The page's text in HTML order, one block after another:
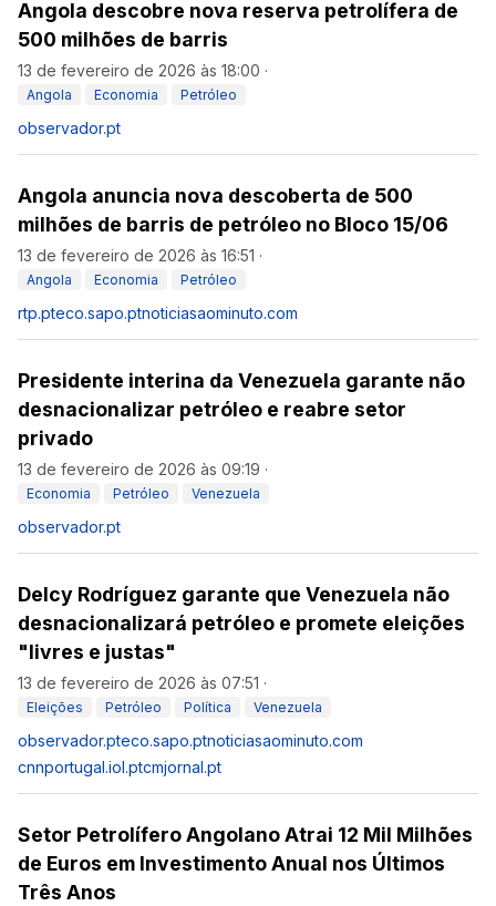
Angola descobre nova reserva petrolífera de
500 milhões de barris
13 de fevereiro de 2026 às 18:00 ·
Angola Economia Petróleo
observador.pt
Angola anuncia nova descoberta de 500
milhões de barris de petróleo no Bloco 15/06
13 de fevereiro de 2026 às 16:51 ·
Angola Economia Petróleo
rtp.pteco.sapo.ptnoticiasaominuto.com
Presidente interina da Venezuela garante não
desnacionalizar petróleo e reabre setor
privado
13 de fevereiro de 2026 às 09:19 ·
Economia Petróleo Venezuela
observador.pt
Delcy Rodríguez garante que Venezuela não
desnacionalizará petróleo e promete eleições
"livres e justas"
13 de fevereiro de 2026 às 07:51 ·
Eleições Petróleo Política Venezuela
observador.pteco.sapo.ptnoticiasaominuto.com
cnnportugal.iol.ptcmjornal.pt
Setor Petrolífero Angolano Atrai 12 Mil Milhões
de Euros em Investimento Anual nos Últimos
Três Anos